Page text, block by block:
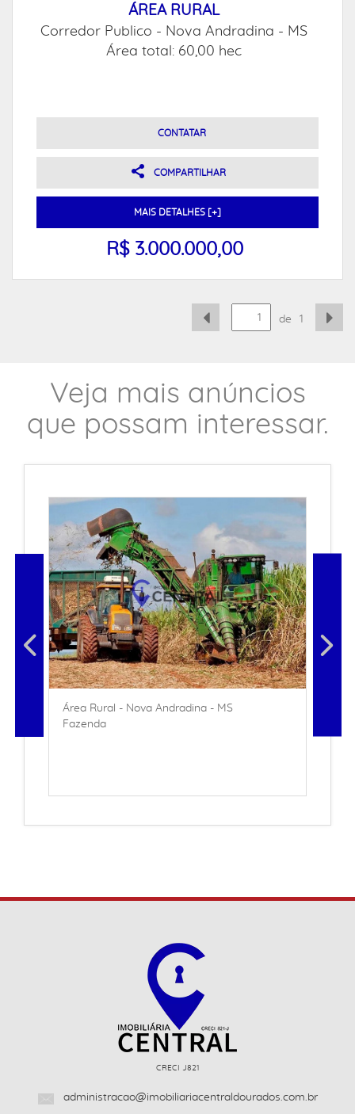
ÁREA RURAL
Corredor Publico - Nova Andradina - MS
Área total: 60,00 hec
CONTATAR
COMPARTILHAR
MAIS DETALHES [+]
R$ 3.000.000,00
de 1
Veja mais anúncios
que possam interessar.
Área Rural - Nova Andradina - MS
Fazenda
CRECI J821
administracao@imobiliariacentraldourados.com.br